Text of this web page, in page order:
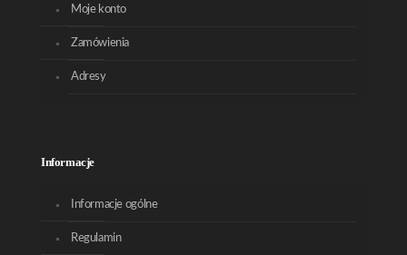
Moje konto
Zamówienia
Adresy
Informacje
Informacje ogólne
Regulamin